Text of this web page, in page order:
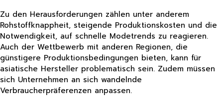
Zu den Herausforderungen zählen unter anderem
Rohstoffknappheit, steigende Produktionskosten und die
Notwendigkeit, auf schnelle Modetrends zu reagieren.
Auch der Wettbewerb mit anderen Regionen, die
günstigere Produktionsbedingungen bieten, kann für
asiatische Hersteller problematisch sein. Zudem müssen
sich Unternehmen an sich wandelnde
Verbraucherpräferenzen anpassen.